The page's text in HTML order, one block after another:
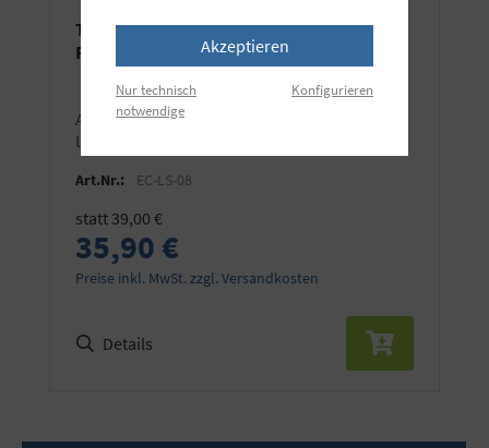
Teleskopische Halterung für
Faltreflektoren
auch für 5-in-1 Reflektoren (ausgenommen
Lastolite Bottletop) geeignet
Art.Nr.: EC-LS-08
statt 39,00 €
35,90 €
Preise inkl. MwSt. zzgl. Versandkosten
Details
Akzeptieren
Nur technisch
notwendige
Konfigurieren